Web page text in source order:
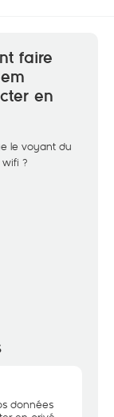
faire
en
le voyant du
?
données